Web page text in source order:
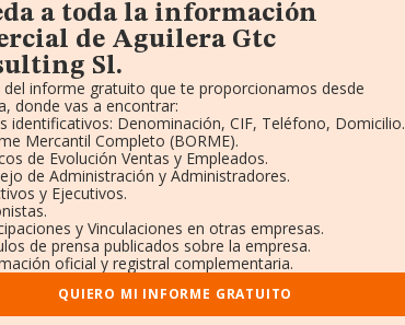
a toda la información
de Aguilera Gtc
Sl.
del informe gratuito que te proporcionamos desde
donde vas a encontrar:
identificativos: Denominación, CIF, Teléfono, Domicilio.
Mercantil Completo (BORME).
de Evolución Ventas y Empleados.
de Administración y Administradores.
y Ejecutivos.
y Vinculaciones en otras empresas.
de prensa publicados sobre la empresa.
oficial y registral complementaria.
QUIERO MI INFORME GRATUITO